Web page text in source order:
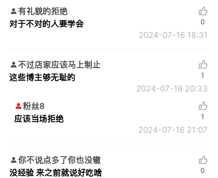
有礼貌的拒绝
对于不对的人要学会
2024-07-16 18:31
0
不过店家应该马上制止
这些博主够无耻的
2024-07-16 20:33
1
粉丝8
应该当场拒绝
2024-07-16 21:07
1
你不说点多了你也没辙
没经验 来之前就说好吃啥
0